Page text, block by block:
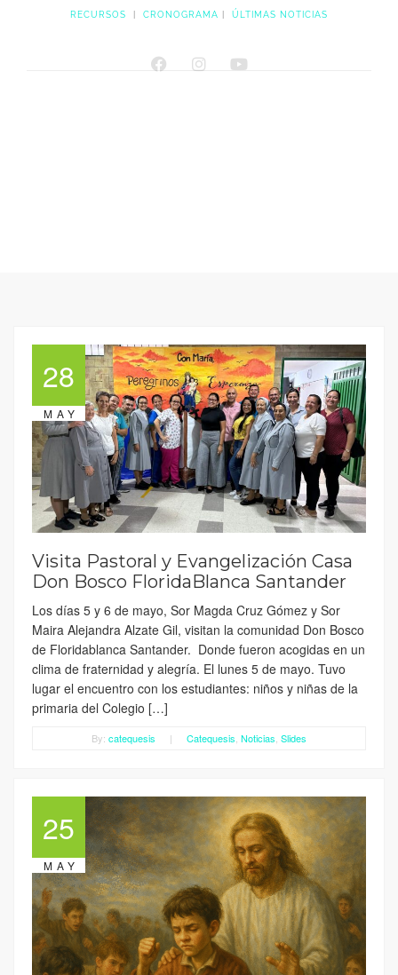
RECURSOS CRONOGRAMA ÚLTIMAS NOTICIAS
28
MAY
Visita Pastoral y Evangelización Casa
Don Bosco FloridaBlanca Santander
Los días 5 y 6 de mayo, Sor Magda Cruz Gómez y Sor
Maira Alejandra Alzate Gil, visitan la comunidad Don Bosco
de Floridablanca Santander. Donde fueron acogidas en un
clima de fraternidad y alegría. El lunes 5 de mayo. Tuvo
lugar el encuentro con los estudiantes: niños y niñas de la
primaria del Colegio […]
By: catequesis | Catequesis Noticias Slides
25
MAY